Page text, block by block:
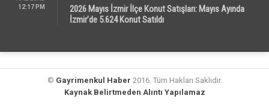
12:17 PM
2026 Mayıs İzmir İlçe Konut Satışları: Mayıs Ayında
İzmir’de 5.624 Konut Satıldı
© Gayrimenkul Haber 2016. Tüm Hakları Saklıdır.
Kaynak Belirtmeden Alıntı Yapılamaz